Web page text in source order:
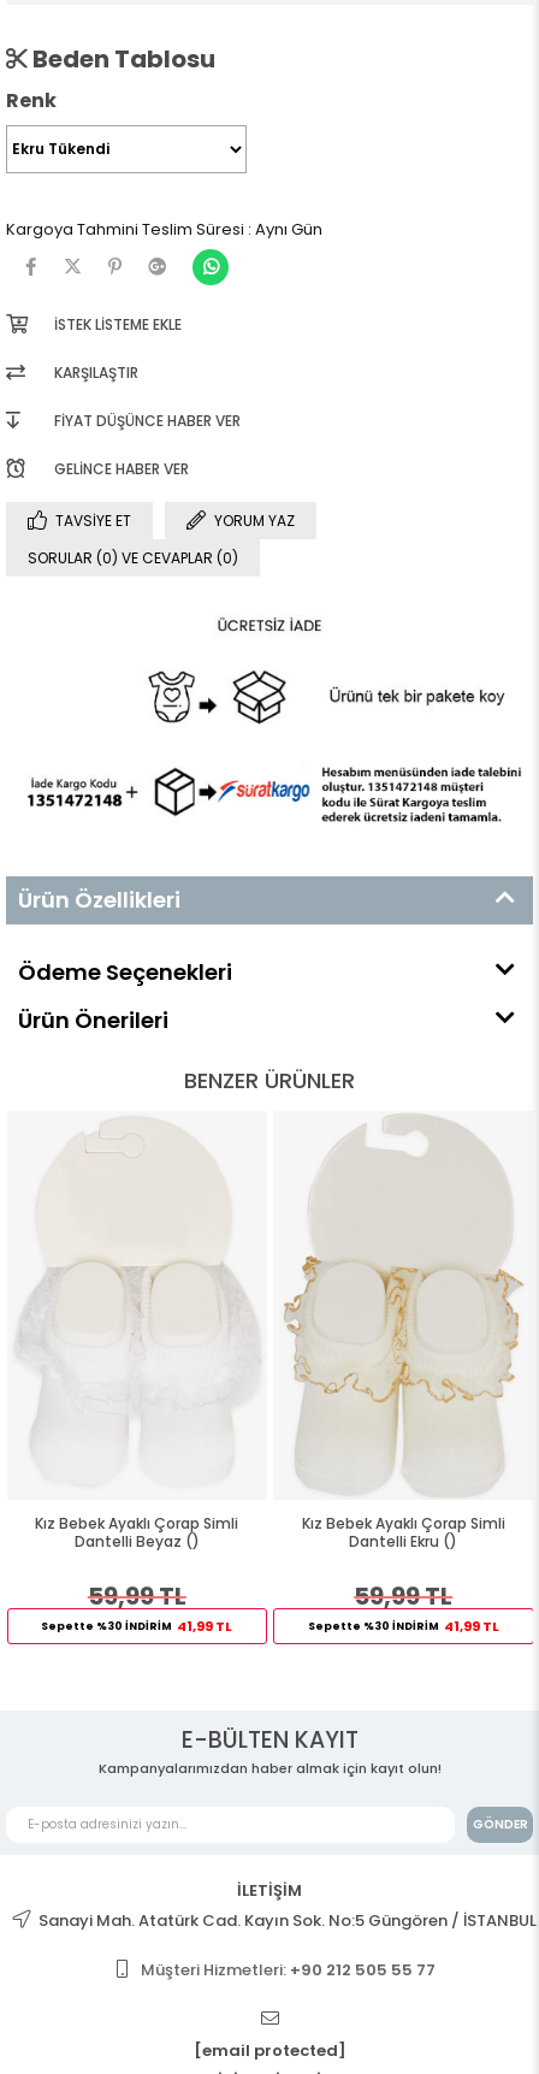
Beden Tablosu
Renk
Kargoya Tahmini Teslim Süresi : Aynı Gün
İSTEK LISTEME EKLE
KARŞILAŞTIR
FIYAT DÜŞÜNCE HABER VER
GELINCE HABER VER
TAVSIYE ET
YORUM YAZ
SORULAR (0) VE CEVAPLAR (0)
Ürün Özellikleri
Ödeme Seçenekleri
Ürün Önerileri
BENZER ÜRÜNLER
Kız Bebek Ayaklı Çorap Simli
Dantelli Beyaz ()
59,99 TL
Sepette %30 İNDİRİM 41,99 TL
Kız Bebek Ayaklı Çorap Simli
Dantelli Ekru ()
59,99 TL
Sepette %30 İNDİRİM 41,99 TL
E-BÜLTEN KAYIT
Kampanyalarımızdan haber almak için kayıt olun!
GÖNDER
İLETİŞİM
Sanayi Mah. Atatürk Cad. Kayın Sok. No:5 Güngören / İSTANBUL
Müşteri Hizmetleri: +90 212 505 55 77
[email protected]